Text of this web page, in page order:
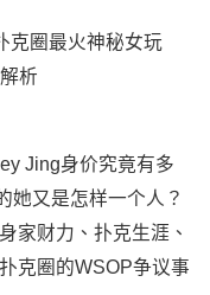
Jing身价究竟有多
她又是怎样一个人？
家财力、扑克生涯、
克圈的WSOP争议事